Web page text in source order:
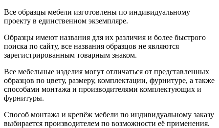
Все образцы мебели изготовлены по индивидуальному
проекту в единственном экземпляре.
Образцы имеют названия для их различия и более быстрого
поиска по сайту, все названия образцов не являются
зарегистрированным товарным знаком.
Все мебельные изделия могут отличаться от представленных
образцов по цвету, размеру, комплектации, фурнитуре, а также
способами монтажа и производителями комплектующих и
фурнитуры.
Способ монтажа и крепёж мебели по индивидуальному заказу
выбирается производителем по возможности её применения.